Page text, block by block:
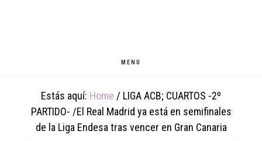
MENU
Estás aquí: Home / LIGA ACB; CUARTOS -2º
PARTIDO- /El Real Madrid ya está en semifinales
de la Liga Endesa tras vencer en Gran Canaria